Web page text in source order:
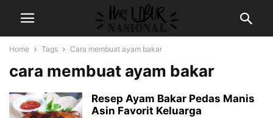
Home Tags Cara membuat ayam bakar
cara membuat ayam bakar
Resep Ayam Bakar Pedas Manis
Asin Favorit Keluarga